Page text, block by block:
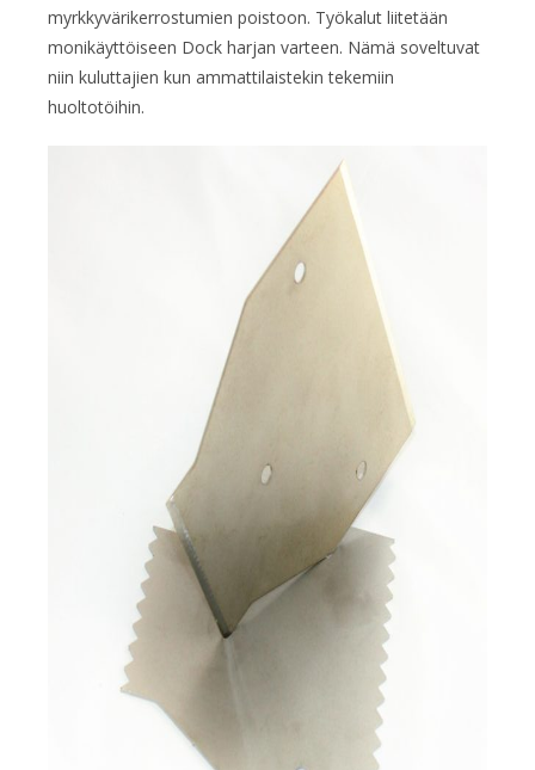
myrkkyvärikerrostumien poistoon. Työkalut liitetään
monikäyttöiseen Dock harjan varteen. Nämä soveltuvat
niin kuluttajien kun ammattilaistekin tekemiin
huoltotöihin.